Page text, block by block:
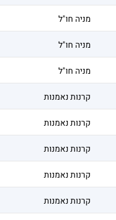
מניה חו"ל
מניה חו"ל
מניה חו"ל
קרנות נאמנות
קרנות נאמנות
קרנות נאמנות
קרנות נאמנות
קרנות נאמנות